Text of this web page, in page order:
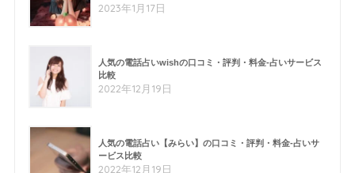
2023年1月17日
人気の電話占いwishの口コミ・評判・料金-占いサービス
比較
2022年12月19日
人気の電話占い【みらい】の口コミ・評判・料金-占いサ
ービス比較
2022年12月19日